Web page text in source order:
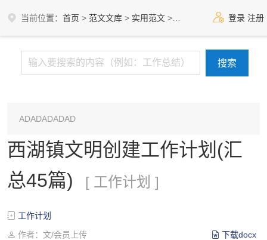
当前位置： 首页 > 范文文库 > 实用范文 > 登录 注册
ADADADADAD
西湖镇文明创建工作计划(汇
总45篇)
[ 工作计划 ]
工作计划
作者：文/会员上传
下载docx